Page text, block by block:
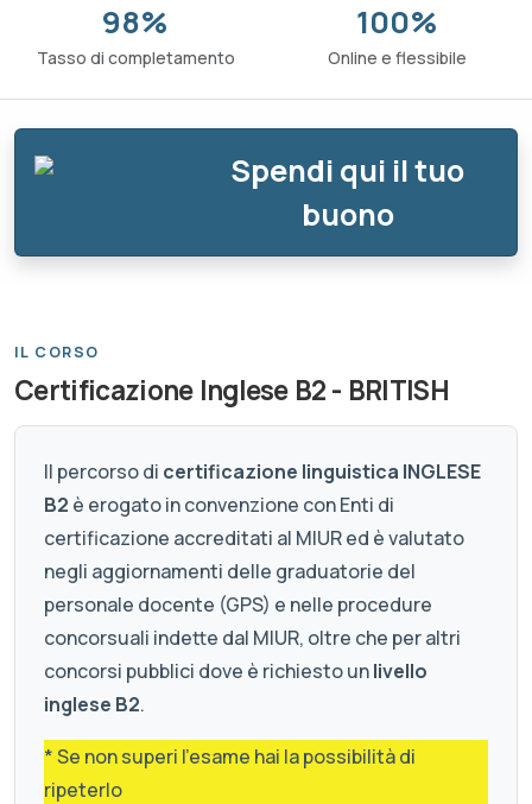
98%
Tasso di completamento
100%
Online e flessibile
Spendi qui il tuo
buono
IL CORSO
Certificazione Inglese B2 - BRITISH
Il percorso di certificazione linguistica INGLESE
B2 è erogato in convenzione con Enti di
certificazione accreditati al MIUR ed è valutato
negli aggiornamenti delle graduatorie del
personale docente (GPS) e nelle procedure
concorsuali indette dal MIUR, oltre che per altri
concorsi pubblici dove è richiesto unlivello
inglese B2.
* Se non superi l'esame hai la possibilità di
ripeterlo